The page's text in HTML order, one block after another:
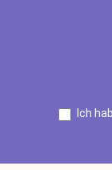
Ich